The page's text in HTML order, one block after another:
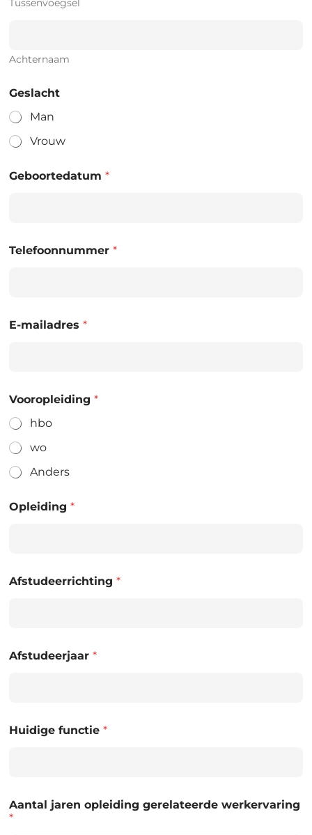
Tussenvoegsel
Achternaam
Geslacht
Man
Vrouw
Geboortedatum *
Telefoonnummer *
E-mailadres *
Vooropleiding *
hbo
wo
Anders
Opleiding *
Afstudeerrichting *
Afstudeerjaar *
Huidige functie *
Aantal jaren opleiding gerelateerde werkervaring
*